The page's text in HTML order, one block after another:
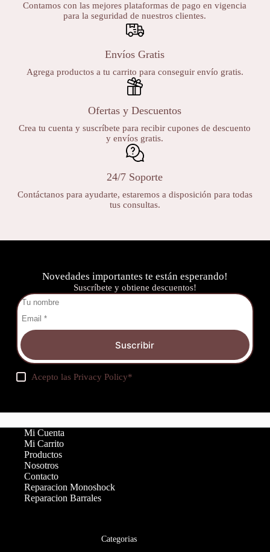
Contamos con las mejores plataformas de pago en vigencia
para la seguridad de nuestros clientes.
Envíos Gratis
Agrega productos a tu carrito para conseguir envío gratis.
Ofertas y Descuentos
Crea tu cuenta y suscríbete para recibir cupones de descuento
y envíos gratis.
24/7 Soporte
Contáctanos para ayudarte, estaremos a disposición para todas
tus consultas.
Novedades importantes te están esperando!
Suscríbete y obtiene descuentos!
Suscribir
Acepto lasPrivacy Policy*
Mi Cuenta
Mi Carrito
Productos
Nosotros
Contacto
Reparacion Monoshock
Reparacion Barrales
Categorias